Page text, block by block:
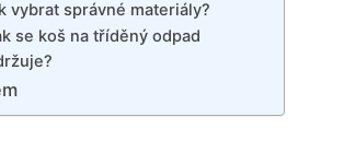
vybrat správné materiály?
se koš na tříděný odpad